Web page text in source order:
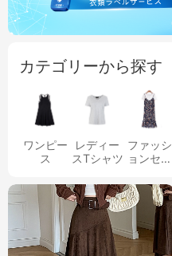
カテゴリーから探す
ワンピー
ス
レディー
スTシャツ
ファッシ
ョンセッ